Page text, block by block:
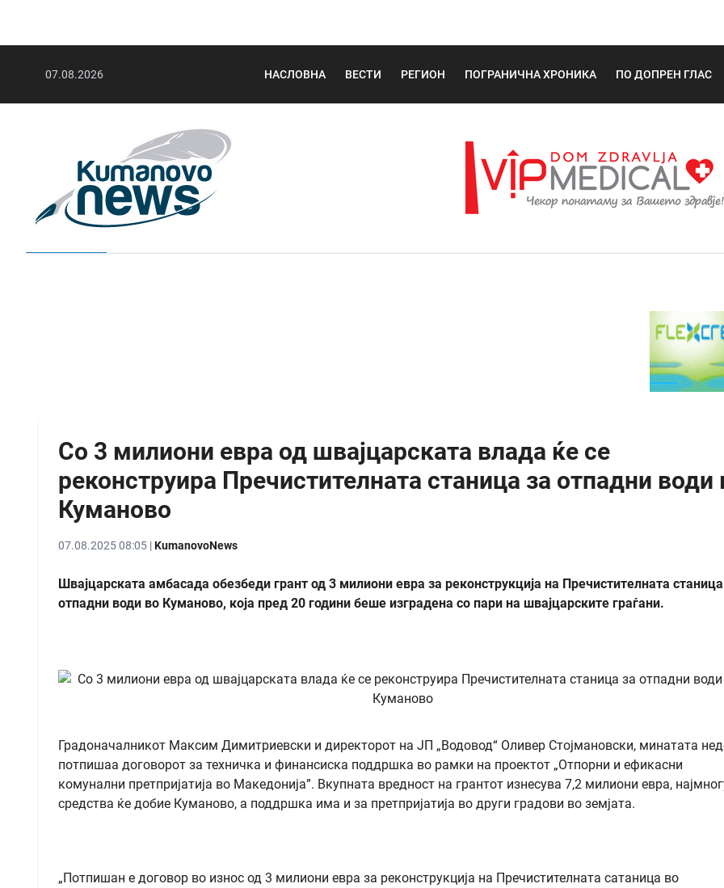
07.08.2026 НАСЛОВНА ВЕСТИ РЕГИОН ПОГРАНИЧНА ХРОНИКА ПО ДОПРЕН ГЛАС
Со 3 милиони евра од швајцарската влада ќе се
реконструира Пречистителната станица за отпадни води
Куманово
07.08.2025 08:05 |KumanovoNews
Швајцарската амбасада обезбеди грант од 3 милиони евра за реконструкција на Пречистителната
отпадни води во Куманово, која пред 20 години беше изградена со пари на швајцарските граѓани.
Градоначалникот Максим Димитриевски и директорот на ЈП „Водовод“ Оливер Стојмановски, минатата
потпишаа договорот за техничка и финансиска поддршка во рамки на проектот „Отпорни и ефикасни
комунални претпријатија во Македонија”. Вкупната вредност на грантот изнесува 7,2 милиони евра,
средства ќе добие Куманово, а поддршка има и за претпријатија во други градови во земјата.
„Потпишан е договор во износ од 3 милиони евра за реконструкција на Пречистителната сатаница во